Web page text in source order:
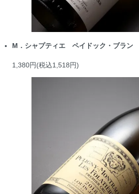
M．シャプティエ ペイドック・ブラン
1,380円(税込1,518円)